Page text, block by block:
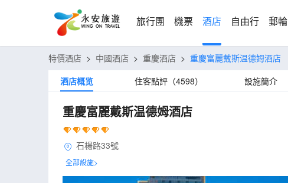
旅行團 機票 酒店 自由行 郵輪
特價酒店 > 中國酒店 > 重慶酒店 > 重慶富麗戴斯温德姆酒店
酒店概览
住客點評（4598） 設施簡介
重慶富麗戴斯温德姆酒店
石楊路33號
全部設施>